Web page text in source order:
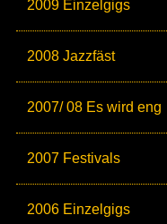
2009 Einzelgigs
2008 Jazzfäst
2007/ 08 Es wird eng
2007 Festivals
2006 Einzelgigs